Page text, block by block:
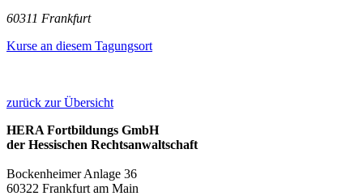
60311 Frankfurt
Kurse an diesem Tagungsort
zurück zur Übersicht
HERA Fortbildungs GmbH
der Hessischen Rechtsanwaltschaft
Bockenheimer Anlage 36
60322 Frankfurt am Main